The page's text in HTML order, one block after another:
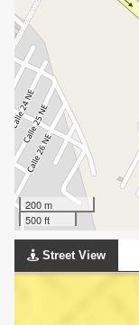
200 m
500 ft
Street View